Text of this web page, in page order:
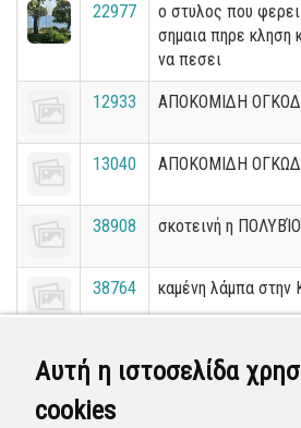
Αυτή η ιστοσελίδα
cookies
22977
ο στυλος που φερει
σημαια πηρε κληση
να πεσει
12933 ΑΠΟΚΟΜΙΔΗ
13040 ΑΠΟΚΟΜΙΔΗ
38908 σκοτεινή η
38764 καμένη λάμπα στην
30564